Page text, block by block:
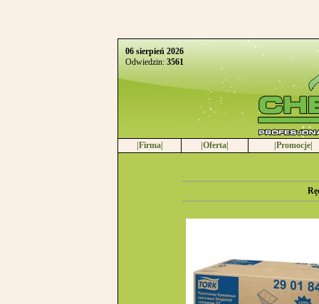
06 sierpień 2026
Odwiedzin:3561
|Firma| |Oferta| |Promocje|